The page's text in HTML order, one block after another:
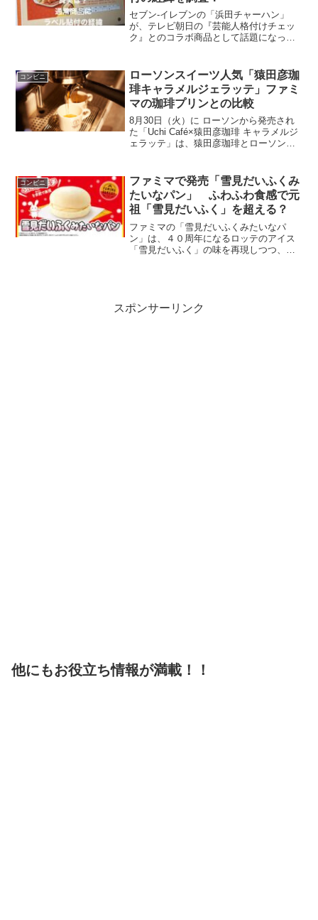
セブン-イレブンの「浜田チャーハン」
が、テレビ朝日の『芸能人格付けチェッ
ク』とのコラボ商品として話題になって
疑問が浮上。実際のところ、どのような
経緯で販売されたのかを調...
コンビニ
ローソンスイーツ人気「猿田彦珈
琲キャラメルジェラッテ」ファミ
マの珈琲プリンとの比較
8月30日（火）に ローソンから発売され
た「Uchi Café×猿田彦珈琲 キャラメルジ
ェラッテ」は、猿田彦珈琲とローソンの
してみてどうなのかを調べてみました。
両方とも...
コンビニ
ファミマで発売「雪見だいふくみ
たいなパン」 ふわふわ食感で元
祖「雪見だいふく」を超える？
ファミマの「雪見だいふくみたいなパ
ン」は、４０周年になるロッテのアイス
「雪見だいふく」の味を再現しつつ、ふ
スポンサーリンク
他にもお役立ち情報が満載！！